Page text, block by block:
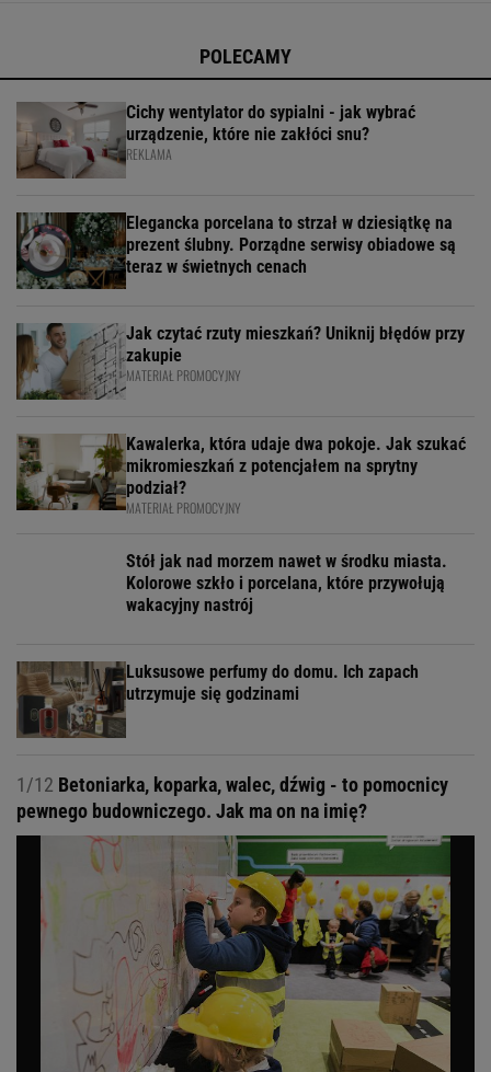
POLECAMY
Cichy wentylator do sypialni - jak wybrać
urządzenie, które nie zakłóci snu?
REKLAMA
Elegancka porcelana to strzał w dziesiątkę na
prezent ślubny. Porządne serwisy obiadowe są
teraz w świetnych cenach
Jak czytać rzuty mieszkań? Uniknij błędów przy
zakupie
MATERIAŁ PROMOCYJNY
Kawalerka, która udaje dwa pokoje. Jak szukać
mikromieszkań z potencjałem na sprytny
podział?
MATERIAŁ PROMOCYJNY
Stół jak nad morzem nawet w środku miasta.
Kolorowe szkło i porcelana, które przywołują
wakacyjny nastrój
Luksusowe perfumy do domu. Ich zapach
utrzymuje się godzinami
1/12 Betoniarka, koparka, walec, dźwig - to pomocnicy
pewnego budowniczego. Jak ma on na imię?